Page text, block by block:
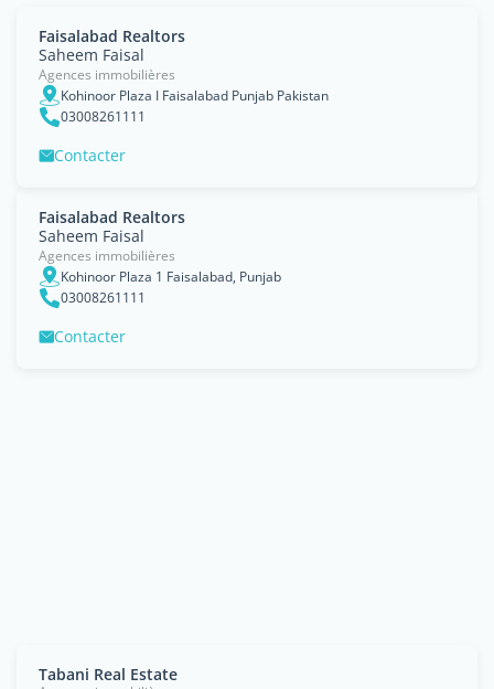
Faisalabad Realtors
Saheem Faisal
Agences immobilières
Kohinoor Plaza I Faisalabad Punjab Pakistan
03008261111
Contacter
Faisalabad Realtors
Saheem Faisal
Agences immobilières
Kohinoor Plaza 1 Faisalabad, Punjab
03008261111
Contacter
Tabani Real Estate